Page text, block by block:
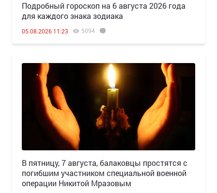
Подробный гороскоп на 6 августа 2026 года
для каждого знака зодиака
05.08.2026 11:23 5094
В пятницу, 7 августа, балаковцы простятся с
погибшим участником специальной военной
операции Никитой Мразовым